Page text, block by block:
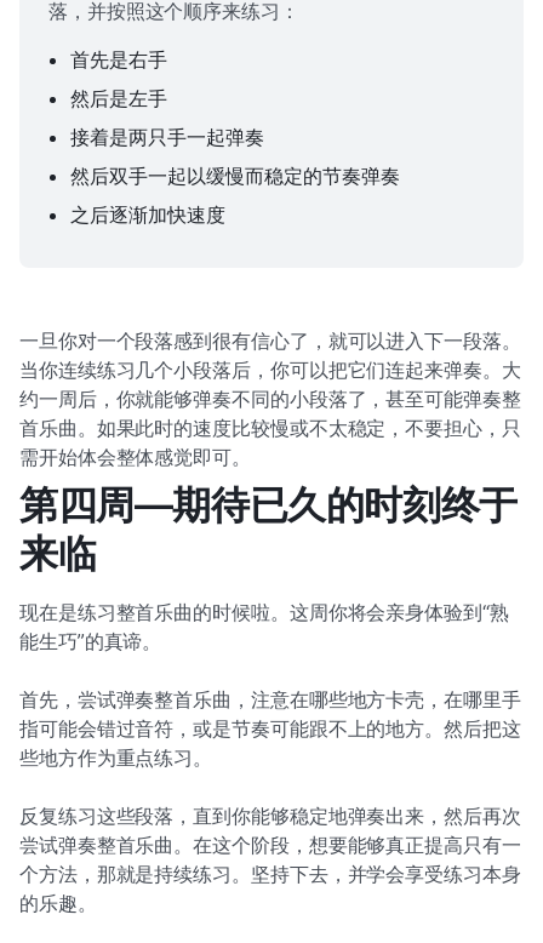
落，并按照这个顺序来练习：
首先是右手
然后是左手
接着是两只手一起弹奏
然后双手一起以缓慢而稳定的节奏弹奏
之后逐渐加快速度
一旦你对一个段落感到很有信心了，就可以进入下一段落。
当你连续练习几个小段落后，你可以把它们连起来弹奏。大
约一周后，你就能够弹奏不同的小段落了，甚至可能弹奏整
首乐曲。如果此时的速度比较慢或不太稳定，不要担心，只
需开始体会整体感觉即可。
第四周—期待已久的时刻终于
来临
现在是练习整首乐曲的时候啦。这周你将会亲身体验到“熟
能生巧”的真谛。
首先，尝试弹奏整首乐曲，注意在哪些地方卡壳，在哪里手
指可能会错过音符，或是节奏可能跟不上的地方。然后把这
些地方作为重点练习。
反复练习这些段落，直到你能够稳定地弹奏出来，然后再次
尝试弹奏整首乐曲。在这个阶段，想要能够真正提高只有一
个方法，那就是持续练习。坚持下去，并学会享受练习本身
的乐趣。